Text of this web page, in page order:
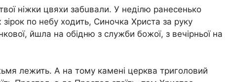
ніжки цвяхи забuвали. У неділю ранесенько
по небу ходить, Синочка Христа за руку
йшла на обідню з служби божої, з вечірньої на
лежить. А на тому камені церква триголовий